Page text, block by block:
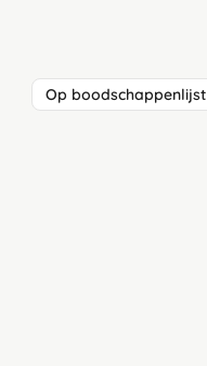
Op boodschappenlijst